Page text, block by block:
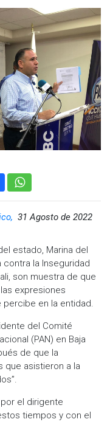
31 Agosto de 2022
estado, Marina del
contra la Inseguridad
son muestra de que
expresiones
percibe en la entidad.
del Comité
(PAN) en Baja
de que la
que asistieron a la
el dirigente
tiempos y con el